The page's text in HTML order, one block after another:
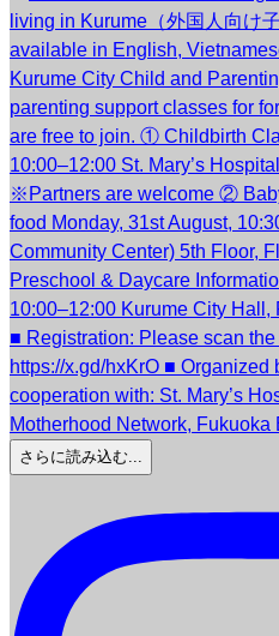
さらに読み込む...